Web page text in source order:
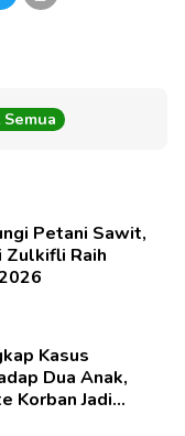
Petani Sawit,
Zulkifli Raih
Kasus
Dua Anak,
Korban Jadi